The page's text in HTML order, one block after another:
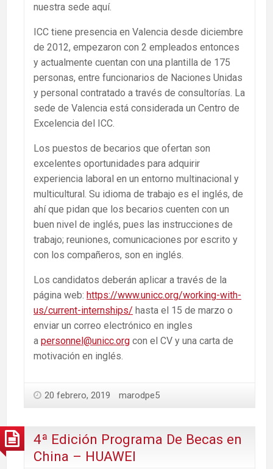
nuestra sede aquí.
ICC tiene presencia en Valencia desde diciembre
de 2012, empezaron con 2 empleados entonces
y actualmente cuentan con una plantilla de 175
personas, entre funcionarios de Naciones Unidas
y personal contratado a través de consultorías. La
sede de Valencia está considerada un Centro de
Excelencia del ICC.
Los puestos de becarios que ofertan son
excelentes oportunidades para adquirir
experiencia laboral en un entorno multinacional y
multicultural. Su idioma de trabajo es el inglés, de
ahí que pidan que los becarios cuenten con un
buen nivel de inglés, pues las instrucciones de
trabajo; reuniones, comunicaciones por escrito y
con los compañeros, son en inglés.
Los candidatos deberán aplicar a través de la
página web: https://www.unicc.org/working-with-
us/current-internships/ hasta el 15 de marzo o
enviar un correo electrónico en ingles
a personnel@unicc.org con el CV y una carta de
motivación en inglés.
20 febrero, 2019 marodpe5
4ª Edición Programa De Becas en
China – HUAWEI